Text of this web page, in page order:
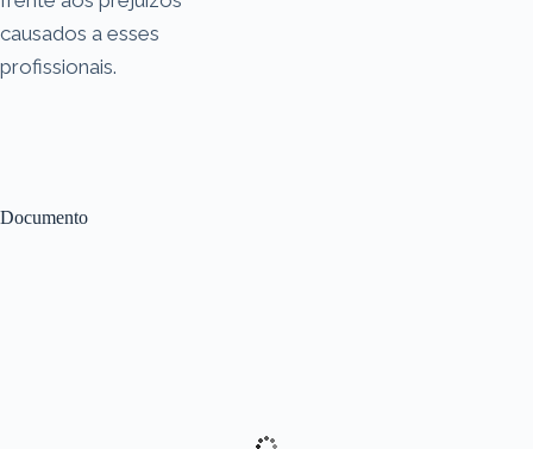
Documento
causados a esses
profissionais.